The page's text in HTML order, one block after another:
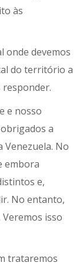
às
onde devemos
do território a
e nosso
a
No
embora
e,
No entanto,
isso
trataremos